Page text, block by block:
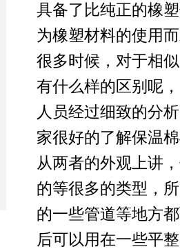
具备了比纯正的橡
为橡塑材料的使用
很多时候，对于相
有什么样的区别呢
人员经过细致的分
家很好的了解保温
从两者的外观上讲
的等很多的类型，
的一些管道等地方
后可以用在一些平